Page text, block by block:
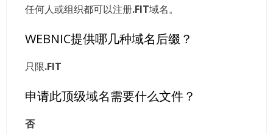
任何人或组织都可以注册.FIT域名。
WEBNIC提供哪几种域名后缀？
只限.FIT
申请此顶级域名需要什么文件？
否